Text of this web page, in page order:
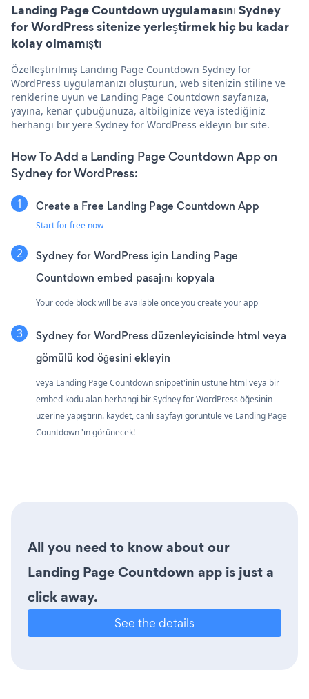
Landing Page Countdown uygulamasını Sydney
for WordPress sitenize yerleştirmek hiç bu kadar
kolay olmamıştı
Özelleştirilmiş Landing Page Countdown Sydney for
WordPress uygulamanızı oluşturun, web sitenizin stiline ve
renklerine uyun ve Landing Page Countdown sayfanıza,
yayına, kenar çubuğunuza, altbilginize veya istediğiniz
herhangi bir yere Sydney for WordPress ekleyin bir site.
How To Add a Landing Page Countdown App on
Sydney for WordPress:
Create a Free Landing Page Countdown App
Start for free now
Sydney for WordPress için Landing Page
Countdown embed pasajını kopyala
Your code block will be available once you create your app
Sydney for WordPress düzenleyicisinde html veya
gömülü kod öğesini ekleyin
veya Landing Page Countdown snippet'inin üstüne html veya bir
embed kodu alan herhangi bir Sydney for WordPress öğesinin
üzerine yapıştırın. kaydet, canlı sayfayı görüntüle ve Landing Page
Countdown 'in görünecek!
All you need to know about our
Landing Page Countdown app is just a
click away.
See the details